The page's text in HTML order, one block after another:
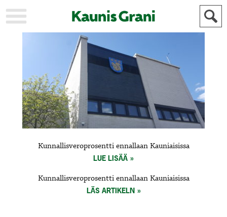
STADEN
AKTUELLT
URHEILU
IDROTT
KULTTUURI
KULTUR
HISTORIA
HISTORIA
YLEINEN
MAINOSTAJILLE
ANNONSÖRER
Kunnallisveroprosentti ennallaan Kauniaisissa
LUE LISÄÄ
Kunnallisveroprosentti ennallaan Kauniaisissa
LÄS ARTIKELN